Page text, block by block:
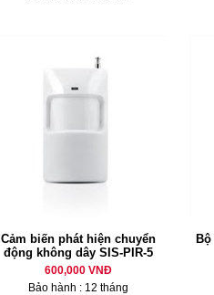
Cảm biến phát hiện chuyển
động không dây SIS-PIR-5
600,000 VNĐ
Bảo hành : 12 tháng